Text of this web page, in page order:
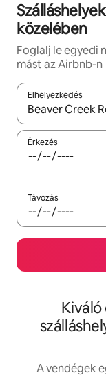
közelében
Foglalj le egyedi
mást az Airbnb-n
Elhelyezkedés
Az eredmények
Érkezés
Távozás
A vendégek